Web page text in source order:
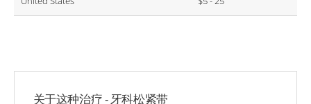
关于这种治疗 - 牙科松紧带